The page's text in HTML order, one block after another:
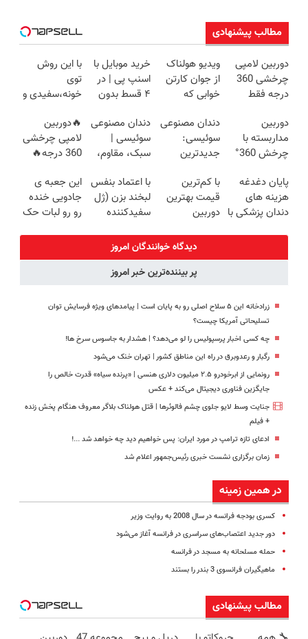
مطالب پیشنهادی
دوربین لامپی
چرخشی 360
درجه فقط
🔥 پرداخت
درب منزل
ویدیو هولناک
از جوان کارتن
خوابی که
آموزش رایگان
خرید موبایل با
اسنپ پی | در
۴ قسط بدون
با این روش
توی
خونه،سفیدی و
برگردون
(40%off)
دوربین
مداربسته با
چرخش 360°
(ضمانت
تعویض +
پرداخت درب
دندان مصنوعی
سوئیسی:
جدیدترین
سبک و مقاوم |
پرداخت قسطی
دندان مصنوعی
سوئیسی |
سبک، مقاوم،
رایگان+پرداخت
اقساطی😍
🔥دوربین
لامپی چرخشی
360 درجه🔥
حرکتی
پایان دغدغه
هزینه های
دندان پزشکی با
با کم‌ترین
قیمت بهترین
دوربین
بخر❗❗❗
با اعتماد بنفس
لبخند بزن (ژل
سفیدکننده
این جعبه ی
جادویی خنده
رو رو لبات حک
دیدگاه خوانندگان امروز
پر بیننده‌ترین خبر امروز
زرادخانه این ۵ سلاح اصلی رو به پایان است | پیامدهای ویژه فرسایش توان
تسلیحاتی آمریکا چیست؟
چه کسی اخبار پرسپولیس را لو می‌دهد؟ | هشدار به جاسوس سرخ ها!
رگبار و رعدوبرق در راه این مناطق کشور | تهران خنک می‌شود
رونمایی از ابرخودرو ۲.۵ میلیون دلاری هنسی | «پرنده سیاه» قدرت خالص را
جایگزین فناوری دیجیتال می‌کند + عکس
جنایت وسط لایو جلوی چشم فالوئرها | قتل هولناک بلاگر معروف هنگام پخش زنده
+ فیلم
ادعای تازه ترامپ در مورد ایران: پس خواهیم دید چه خواهد شد ...!
زمان برگزاری نشست خبری رئیس‌جمهور اعلام شد
در همین زمینه
کسری بودجه فرانسه در سال 2008 به روایت وزیر
دور جدید اعتصاب‌های سراسری در فرانسه آغاز می‌شود
حمله مسلحانه به مسجد در فرانسه
ماهیگیران فرانسوی 3 بندر را بستند
مطالب پیشنهادی